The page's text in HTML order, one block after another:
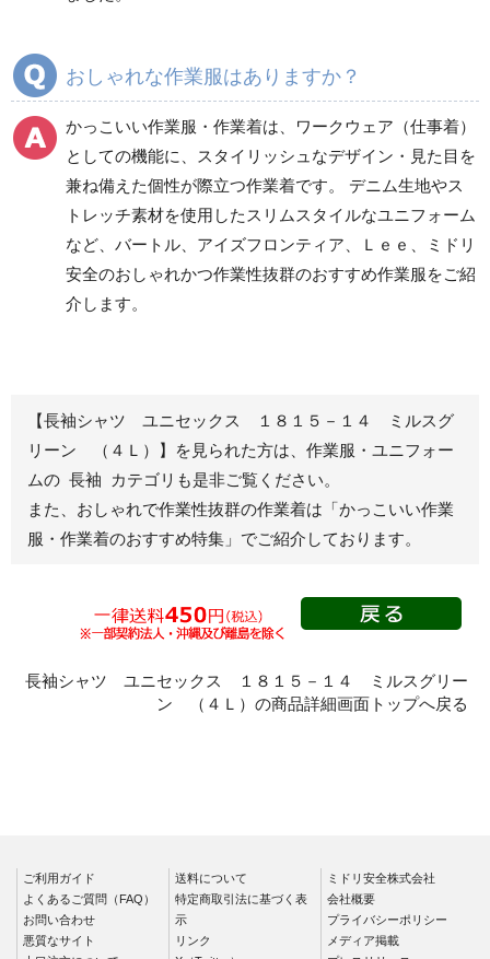
秋冬ワークパンツ作業
ズボン
ツ
クリーンウェアワーク
パンツ
ズボン
レディース作業着
ブルゾン
ジャンパー
秋冬長袖
春夏半袖
スモック
秋冬長袖
クリーンウェ
ワークパンツ
春夏
シャツ
おしゃれな作業服はありますか？
かっこいい作業服・作業着は、ワークウェア（仕事着）
としての機能に、スタイリッシュなデザイン・見た目を
兼ね備えた個性が際立つ作業着です。 デニム生地やス
トレッチ素材を使用したスリムスタイルなユニフォーム
など、バートル、アイズフロンティア、Ｌｅｅ、ミドリ
安全のおしゃれかつ作業性抜群のおすすめ作業服をご紹
介します。
【長袖シャツ ユニセックス １８１５－１４ ミルスグ
リーン （４Ｌ）】を見られた方は、作業服・ユニフォー
ムの 長袖 カテゴリも是非ご覧ください。
また、おしゃれで作業性抜群の作業着は 「かっこいい作業
服・作業着のおすすめ特集」 でご紹介しております。
長袖シャツ ユニセックス １８１５－１４ ミルスグリー
ン （４Ｌ）の商品詳細画面トップへ戻る
ご利用ガイド
よくあるご質問（FAQ）
お問い合わせ
悪質なサイト
送料について
特定商取引法に基づく表
示
リンク
ミドリ安全株式会社
会社概要
プライバシーポリシー
メディア掲載